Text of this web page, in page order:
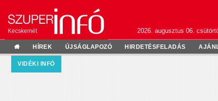
Kecskemét 2026. augusztus 06.
HÍREK ÚJSÁGLAPOZÓ HIRDETÉSFELADÁS
VIDÉKI INFÓ